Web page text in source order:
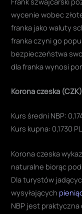
wycenie wobec
franka jako waluty
franka czyni go
bezpieczeństwa
dla franka wynosi
Korona czeska (CZK)
Kurs średni NBP:
Kurs kupna: 0,1730
Korona czeska
naturalne biorąc
Dla turystów
wysyłających
NBP jest